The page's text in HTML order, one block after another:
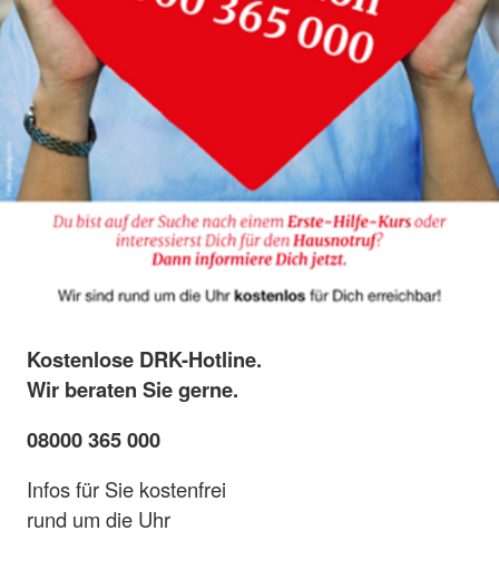
Kostenlose DRK-Hotline.
Wir beraten Sie gerne.
08000 365 000
Infos für Sie kostenfrei
rund um die Uhr